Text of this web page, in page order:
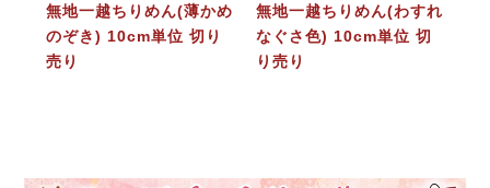
無地一越ちりめん(薄かめ
のぞき) 10cm単位 切り
売り
無地一越ちりめん(わすれ
なぐさ色) 10cm単位 切
り売り